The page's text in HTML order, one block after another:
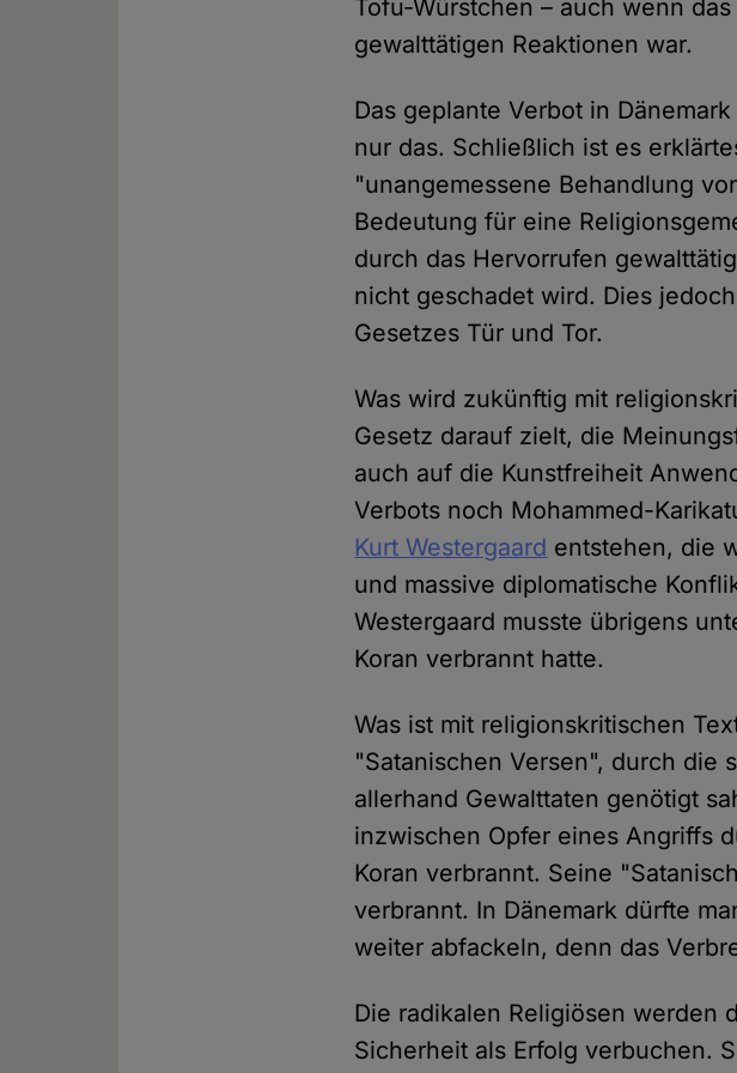
Tofu-Würstchen – auch wenn
gewalttätigen Reaktionen war.
Das geplante Verbot in
nur das. Schließlich ist es
"unangemessene Behandlung
Bedeutung für eine
durch das Hervorrufen
nicht geschadet wird. Dies
Gesetzes Tür und Tor.
Was wird zukünftig mit
Gesetz darauf zielt, die
auch auf die Kunstfreiheit
Verbots noch Mohammed-
Kurt Westergaard entstehen, die
und massive diplomatische
Westergaard musste übrigens
Koran verbrannt hatte.
Was ist mit religionskritischen
"Satanischen Versen", durch die
allerhand Gewalttaten genötigt
inzwischen Opfer eines Angriffs
Koran verbrannt. Seine
verbrannt. In Dänemark dürfte
weiter abfackeln, denn das
Die radikalen Religiösen werden
Sicherheit als Erfolg verbuchen.